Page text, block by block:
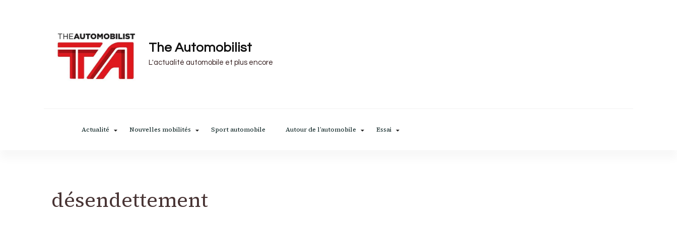
The Automobilist
L'actualité automobile et plus encore
Actualité Nouvelles mobilités Sport automobile Autour de l’automobile Essai
désendettement